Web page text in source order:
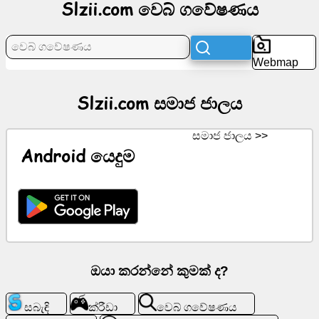
පුවත්
විකි
සම්බන්ධතා
Slzii.com වෙබ් ගවේෂණය
Webmap
Slzii.com සමාජ ජාලය
Android යෙදුම
සමාජ ජාලය >>
ඔයා කරන්නේ කුමක් ද?
සබැඳි ක්රීඩා
වෙබ් ගවේෂණය